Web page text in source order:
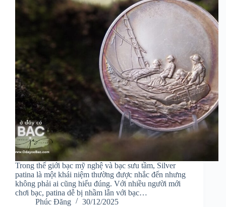
Trong thế giới bạc mỹ nghệ và bạc sưu tầm, Silver
patina là một khái niệm thường được nhắc đến nhưng
không phải ai cũng hiểu đúng. Với nhiều người mới
chơi bạc, patina dễ bị nhầm lẫn với bạc…
Phúc Đăng
30/12/2025